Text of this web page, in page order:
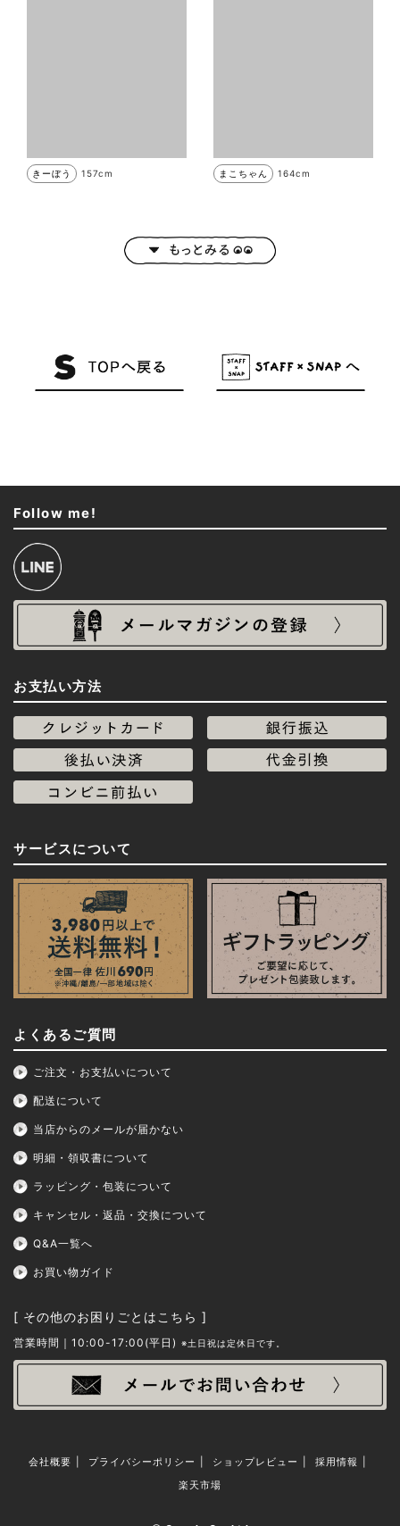
きーぼう 157cm まこちゃん 164cm
Follow me!
お支払い方法
サービスについて
よくあるご質問
ご注文・お支払いについて
配送について
当店からのメールが届かない
明細・領収書について
ラッピング・包装について
キャンセル・返品・交換について
Q&A一覧へ
お買い物ガイド
[ その他のお困りごとはこちら ]
営業時間 10:00-17:00(平日) ※土日祝は定休日です。
会社概要 プライバシーポリシー ショップレビュー
採用情報
楽天市場